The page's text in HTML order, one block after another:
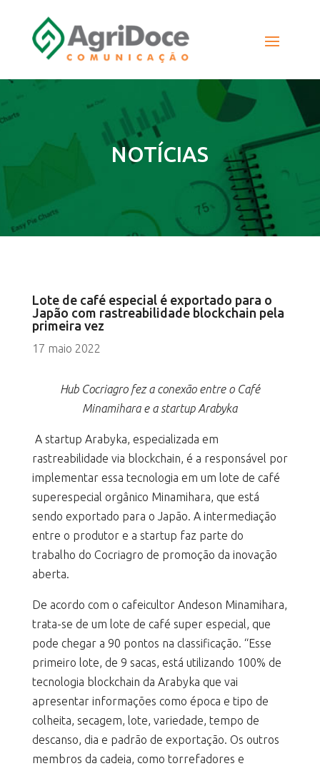
NOTÍCIAS
Lote de café especial é exportado para o
Japão com rastreabilidade blockchain pela
primeira vez
17 maio 2022
Hub Cocriagro fez a conexão entre o Café
Minamihara e a startup Arabyka
A startup Arabyka, especializada em
rastreabilidade via blockchain, é a responsável por
implementar essa tecnologia em um lote de café
superespecial orgânico Minamihara, que está
sendo exportado para o Japão. A intermediação
entre o produtor e a startup faz parte do
trabalho do Cocriagro de promoção da inovação
aberta.
De acordo com o cafeicultor Andeson Minamihara,
trata-se de um lote de café super especial, que
pode chegar a 90 pontos na classificação. “Esse
primeiro lote, de 9 sacas, está utilizando 100% de
tecnologia blockchain da Arabyka que vai
apresentar informações como época e tipo de
colheita, secagem, lote, variedade, tempo de
descanso, dia e padrão de exportação. Os outros
membros da cadeia, como torrefadores e